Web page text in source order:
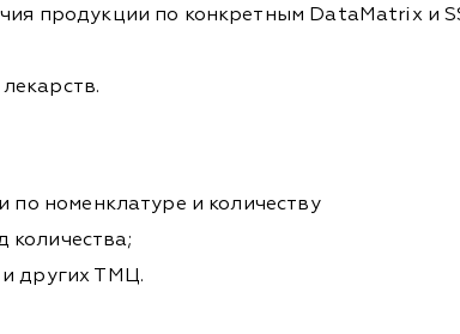
продукции по конкретным DataMatrix и
по номенклатуре и количеству
количества;
и других ТМЦ.